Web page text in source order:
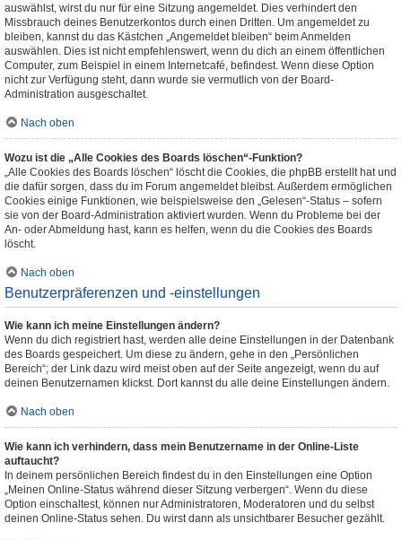
auswählst, wirst du nur für eine Sitzung angemeldet. Dies verhindert den
Missbrauch deines Benutzerkontos durch einen Dritten. Um angemeldet zu
bleiben, kannst du das Kästchen „Angemeldet bleiben“ beim Anmelden
auswählen. Dies ist nicht empfehlenswert, wenn du dich an einem öffentlichen
Computer, zum Beispiel in einem Internetcafé, befindest. Wenn diese Option
nicht zur Verfügung steht, dann wurde sie vermutlich von der Board-
Administration ausgeschaltet.
Nach oben
Wozu ist die „Alle Cookies des Boards löschen“-Funktion?
„Alle Cookies des Boards löschen“ löscht die Cookies, die phpBB erstellt hat und
die dafür sorgen, dass du im Forum angemeldet bleibst. Außerdem ermöglichen
Cookies einige Funktionen, wie beispielsweise den „Gelesen“-Status – sofern
sie von der Board-Administration aktiviert wurden. Wenn du Probleme bei der
An- oder Abmeldung hast, kann es helfen, wenn du die Cookies des Boards
löscht.
Nach oben
Benutzerpräferenzen und -einstellungen
Wie kann ich meine Einstellungen ändern?
Wenn du dich registriert hast, werden alle deine Einstellungen in der Datenbank
des Boards gespeichert. Um diese zu ändern, gehe in den „Persönlichen
Bereich“; der Link dazu wird meist oben auf der Seite angezeigt, wenn du auf
deinen Benutzernamen klickst. Dort kannst du alle deine Einstellungen ändern.
Nach oben
Wie kann ich verhindern, dass mein Benutzername in der Online-Liste
auftaucht?
In deinem persönlichen Bereich findest du in den Einstellungen eine Option
„Meinen Online-Status während dieser Sitzung verbergen“. Wenn du diese
Option einschaltest, können nur Administratoren, Moderatoren und du selbst
deinen Online-Status sehen. Du wirst dann als unsichtbarer Besucher gezählt.